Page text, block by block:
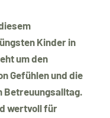
Kinder in
um den
Gefühlen und die
Betreuungsalltag.
wertvoll für